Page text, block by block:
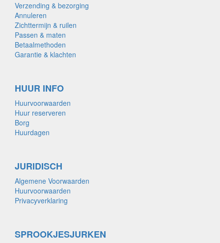
Verzending & bezorging
Annuleren
Zichttermijn & ruilen
Passen & maten
Betaalmethoden
Garantie & klachten
HUUR INFO
Huurvoorwaarden
Huur reserveren
Borg
Huurdagen
JURIDISCH
Algemene Voorwaarden
Huurvoorwaarden
Privacyverklaring
SPROOKJESJURKEN